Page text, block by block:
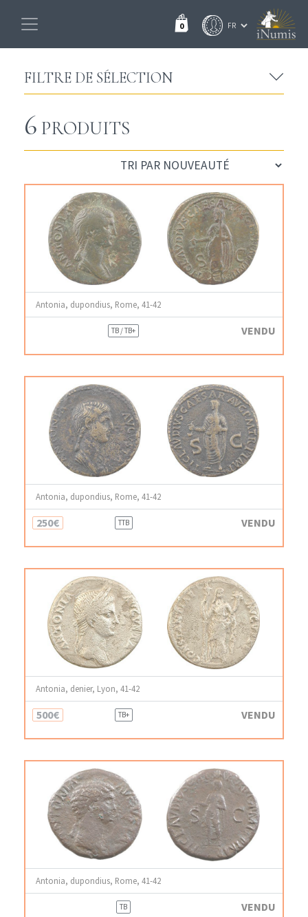
0
FILTRE DE SÉLECTION
6 PRODUITS
Antonia, dupondius, Rome, 41-42
TB / TB+ VENDU
Antonia, dupondius, Rome, 41-42
250€ TTB VENDU
Antonia, denier, Lyon, 41-42
500€ TB+ VENDU
Antonia, dupondius, Rome, 41-42
TB VENDU